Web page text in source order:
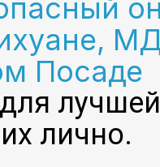
Посаде
лично.